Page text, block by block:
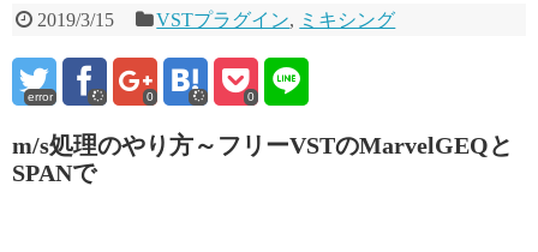
2019/3/15 VSTプラグイン, ミキシング
error 0 0
m/s処理のやり方～フリーVSTのMarvelGEQと
SPANで